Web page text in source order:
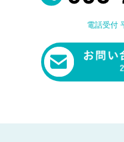
電話受付